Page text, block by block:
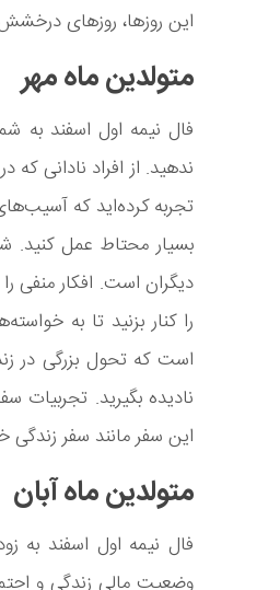
این روزها، روزهای
متولدین ماه مهر
فال نیمه اول اسفند به
ندهید. از افراد نادانی که
تجربه کرده‌اید که
بسیار محتاط عمل کنید.
دیگران است. افکار منفی
را کنار بزنید تا به
است که تحول بزرگی در
نادیده بگیرید.
این سفر مانند سفر زندگی
متولدین ماه آبان
فال نیمه اول اسفند به
وضعیت مالی زندگی و